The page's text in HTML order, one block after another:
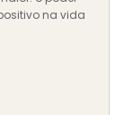
na vida